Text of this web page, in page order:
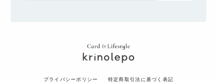
プライバシーポリシー 特定商取引法に基づく表記